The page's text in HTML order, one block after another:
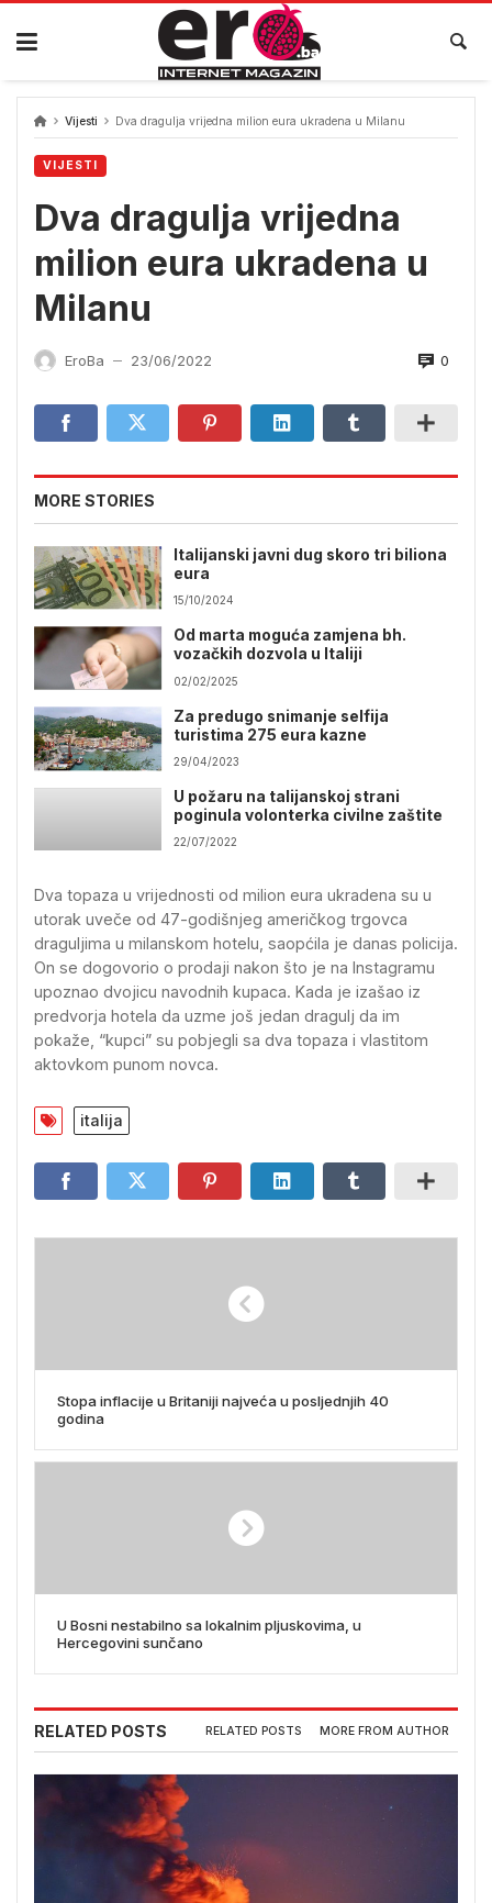
Skip
content
Vijesti Dva dragulja vrijedna milion eura ukradena u Milanu
VIJESTI
Dva dragulja vrijedna
milion eura ukradena u
Milanu
EroBa — 23/06/2022 0
MORE STORIES
Italijanski javni dug skoro tri biliona
eura
15/10/2024
Od marta moguća zamjena bh.
vozačkih dozvola u Italiji
02/02/2025
Za predugo snimanje selfija
turistima 275 eura kazne
29/04/2023
U požaru na talijanskoj strani
poginula volonterka civilne zaštite
22/07/2022
Dva topaza u vrijednosti od milion eura ukradena su u
utorak uveče od 47-godišnjeg američkog trgovca
draguljima u milanskom hotelu, saopćila je danas policija.
On se dogovorio o prodaji nakon što je na Instagramu
upoznao dvojicu navodnih kupaca. Kada je izašao iz
predvorja hotela da uzme još jedan dragulj da im
pokaže, “kupci” su pobjegli sa dva topaza i vlastitom
aktovkom punom novca.
italija
Stopa inflacije u Britaniji najveća u posljednjih 40
godina
U Bosni nestabilno sa lokalnim pljuskovima, u
Hercegovini sunčano
RELATED POSTS RELATED POSTS MORE FROM AUTHOR